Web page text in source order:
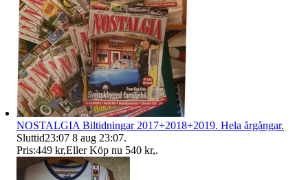
NOSTALGIA Biltidningar 2017+2018+2019. Hela årgångar.
Sluttid23:07 8 aug 23:07.
Pris:449 kr,Eller Köp nu 540 kr,.